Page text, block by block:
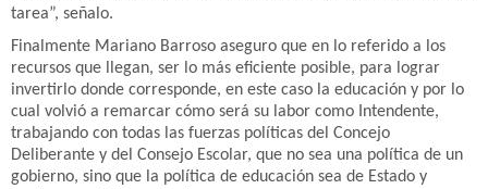
tarea”, señalo.
Finalmente Mariano Barroso aseguro que en lo referido a los
recursos que llegan, ser lo más eficiente posible, para lograr
invertirlo donde corresponde, en este caso la educación y por lo
cual volvió a remarcar cómo será su labor como Intendente,
trabajando con todas las fuerzas políticas del Concejo
Deliberante y del Consejo Escolar, que no sea una política de un
gobierno, sino que la política de educación sea de Estado y